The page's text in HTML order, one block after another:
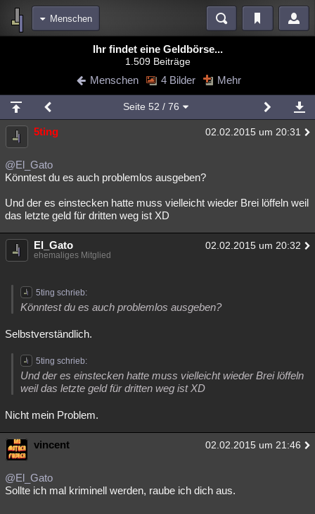
Menschen
Blogs Videos
Chat Wiki Neuigkeiten
meine Rubriken
Menschen Mystery Kriminalfälle
Spiritualität
weitere Rubriken
Philosophie Träume Orte Esoterik Literatur
Astronomie Helpdesk
Musik Clash
Übersichten
Besucht Teilgenommen
Lesenswert Schlüsselwörter
Ihr findet eine Geldbörse...
1.509 Beiträge
Menschen 4 Bilder Mehr
Seite 52 / 76
5ting 02.02.2015 um 20:31
@El_Gato
Könntest du es auch problemlos ausgeben?
Und der es einstecken hatte muss vielleicht wieder Brei löffeln weil
das letzte geld für dritten weg ist XD
El_Gato 02.02.2015 um 20:32
ehemaliges Mitglied
5ting schrieb:
Könntest du es auch problemlos ausgeben?
Selbstverständlich.
5ting schrieb:
Und der es einstecken hatte muss vielleicht wieder Brei löffeln
weil das letzte geld für dritten weg ist XD
Nicht mein Problem.
vincent 02.02.2015 um 21:46
@El_Gato
Sollte ich mal kriminell werden, raube ich dich aus.